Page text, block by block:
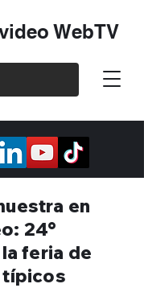
WebTV
en
24°
feria de